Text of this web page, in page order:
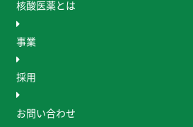
核酸医薬とは
事業
採用
お問い合わせ